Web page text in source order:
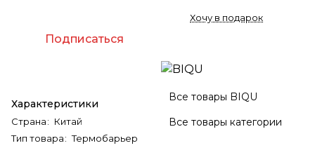
Подписаться
Характеристики
Страна: Китай
Тип товара: Термобарьер
Хочу в подарок
Все товары BIQU
Все товары категории